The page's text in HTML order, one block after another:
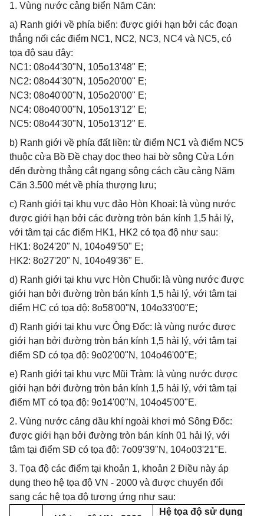
1. Vùng nước cảng biển Năm Căn:
a) Ranh giới về phía biển: được giới hạn bởi các đoạn
thẳng nối các điểm NC1, NC2, NC3, NC4 và NC5, có
tọa độ sau đây:
NC1: 08o44'30"N, 105o13'48" E;
NC2: 08o44'30"N, 105o20'00" E;
NC3: 08o40'00"N, 105o20'00" E;
NC4: 08o40'00"N, 105o13'12" E;
NC5: 08o44'30"N, 105o13'12" E.
b) Ranh giới về phía đất liền: từ điểm NC1 và điểm NC5
thuộc cửa Bồ Đề chạy dọc theo hai bờ sông Cửa Lớn
đến đường thẳng cắt ngang sông cách cầu cảng Năm
Căn 3.500 mét về phía thượng lưu;
c) Ranh giới tại khu vực đảo Hòn Khoai: là vùng nước
được giới hạn bởi các đường tròn bán kính 1,5 hải lý,
với tâm tại các điểm HK1, HK2 có tọa độ như sau:
HK1: 8o24'20" N, 104o49'50" E;
HK2: 8o27'20" N, 104o49'36" E.
d) Ranh giới tại khu vực Hòn Chuối: là vùng nước được
giới hạn bởi đường tròn bán kính 1,5 hải lý, với tâm tại
điểm HC có tọa độ: 8o58'00"N, 104o33'00"E;
đ) Ranh giới tại khu vực Ông Đốc: là vùng nước được
giới hạn bởi đường tròn bán kính 1,5 hải lý, với tâm tại
điểm SD có tọa độ: 9o02'00"N, 104o46'00"E;
e) Ranh giới tại khu vực Mũi Tràm: là vùng nước được
giới hạn bởi đường tròn bán kính 1,5 hải lý, với tâm tại
điểm MT có tọa độ: 9o14'00"N, 104o45'00"E.
2. Vùng nước cảng dầu khí ngoài khơi mỏ Sông Đốc:
được giới hạn bởi đường tròn bán kính 01 hải lý, với
tâm tại điểm SĐ có tọa độ: 7o09'39"N, 104o03'21"E.
3. Tọa độ các điểm tại khoản 1, khoản 2 Điều này áp
dụng theo hệ tọa độ VN - 2000 và được chuyển đổi
sang các hệ tọa độ tương ứng như sau:
Hệ tọa độ sử dụng tại